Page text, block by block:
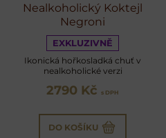
Nealkoholický Koktejl
Negroni
EXKLUZIVNĚ
Ikonická hořkosladká chuť v
nealkoholické verzi
2790 Kč s DPH
DO KOŠÍKU